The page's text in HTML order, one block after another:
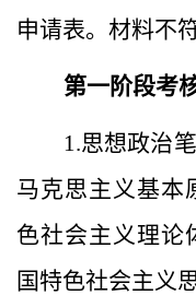
申请表。 材料不
第一阶段考
1.思想政治
马克思主义基本
色社会主义理论
国特色社会主义